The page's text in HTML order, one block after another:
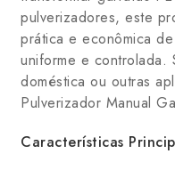
pulverizadores, este
prática e econômica
uniforme e controlada.
doméstica ou outras
Pulverizador Manual
Características